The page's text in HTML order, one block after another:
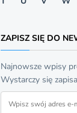
ZAPISZ SIĘ DO
Najnowsze wpisy
Wystarczy się